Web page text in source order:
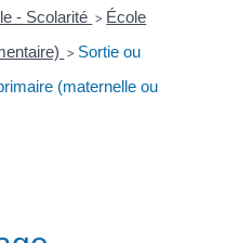
- Scolarité > École
> Sortie ou
(maternelle ou